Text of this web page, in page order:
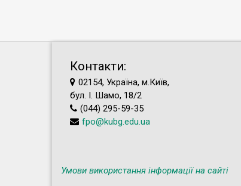
Контакти:
02154, Україна, м.Київ,
бул. І. Шамо, 18/2
(044) 295-59-35
fpo@kubg.edu.ua
Умови використання інформації на сайті